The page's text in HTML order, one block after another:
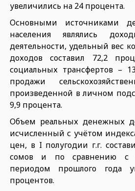
увеличились на 24 процента.
Основными источниками
населения являлись
деятельности, удельный вес
доходов составил 72,2
социальных трансфертов –
продажи
произведенной в личном
9,9 процента.
Объем реальных денежных
исчисленный с учётом
цен, в I полугодии г.г.
сомов и по сравнению с
периодом прошлого года
процентов.